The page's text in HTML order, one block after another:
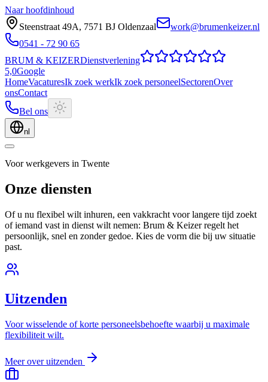
Naar hoofdinhoud
Steenstraat 49A, 7571 BJ Oldenzaal
work@brumenkeizer.nl
0541 - 72 90 65
BRUM & KEIZERDienstverlening
5,0Google
HomeVacaturesIk zoek werkIk zoek personeelSectorenOver
onsContact
Bel ons
nl
Voor werkgevers in Twente
Onze diensten
Of u nu flexibel wilt inhuren, een vakkracht voor langere tijd zoekt
of iemand vast in dienst wilt nemen: Brum & Keizer regelt het
persoonlijk, snel en zonder gedoe. Kies de vorm die bij uw situatie
past.
Uitzenden
Voor wisselende of korte personeelsbehoefte waarbij u maximale
flexibiliteit wilt.
Meer overuitzenden